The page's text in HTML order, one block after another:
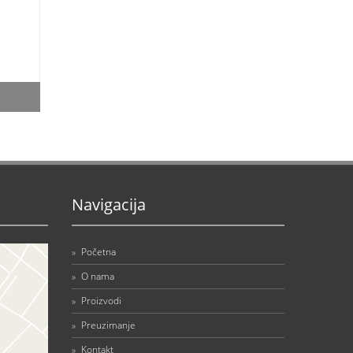
Navigacija
» Početna
» O nama
» Proizvodi
» Preuzimanje
» Kontakt